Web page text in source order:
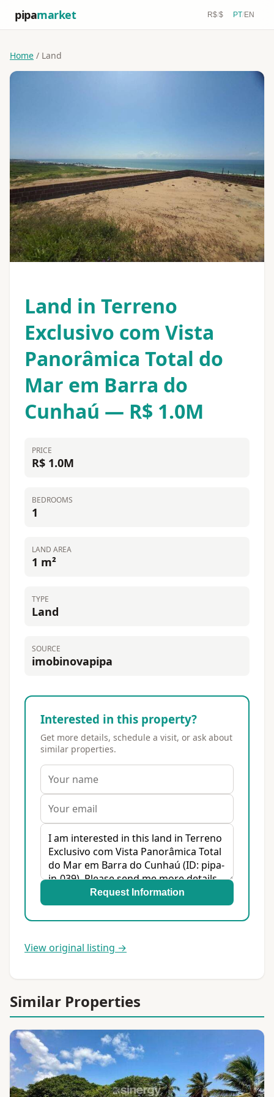
pipamarket R$/$ PT/EN
Home / Land
Land in Terreno
Exclusivo com Vista
Panorâmica Total do
Mar em Barra do
Cunhaú — R$ 1.0M
PRICE
R$ 1.0M
BEDROOMS
1
LAND AREA
1 m²
TYPE
Land
SOURCE
imobinovapipa
Interested in this property?
Get more details, schedule a visit, or ask about
similar properties.
Request Information
View original listing →
Similar Properties